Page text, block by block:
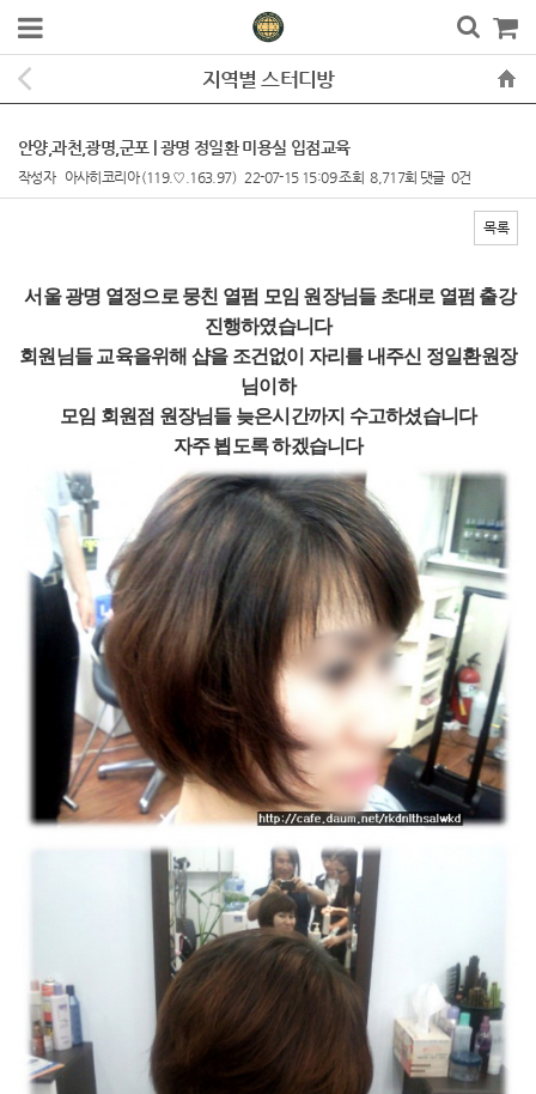
지역별 스터디방
안양,과천,광명,군포 | 광명 정일환 미용실 입점교육
작성자 아사히코리아(119.♡.163.97) 22-07-15 15:09조회 8,717회 댓글 0건
목록
서울 광명 열정으로 뭉친 열펌 모임 원장님들 초대로 열펌 출강
진행하였습니다
회원님들 교육을위해 샵을 조건없이 자리를 내주신 정일환원장
님이하
모임 회원점 원장님들 늦은시간까지 수고하셨습니다
자주 뵙도록 하겠습니다